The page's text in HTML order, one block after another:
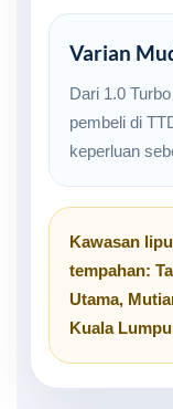
Varian
Dari 1.0
pembeli di
keperluan
Kawasan
tempahan:
Utama,
Kuala